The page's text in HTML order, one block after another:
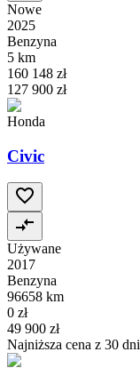
Nowe
2025
Benzyna
5 km
160 148 zł
127 900 zł
Honda
Civic
Używane
2017
Benzyna
96658 km
0 zł
49 900 zł
Najniższa cena z 30 dni